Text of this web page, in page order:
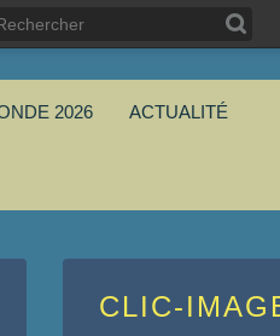
2026 ACTUALITÉ
CLIC-